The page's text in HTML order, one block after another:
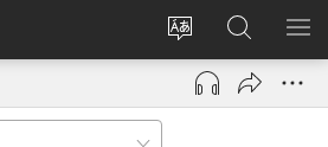
Vælg
sprog
Log
på
(åbner
vindue)
Søg
på
JW.ORG
VIS